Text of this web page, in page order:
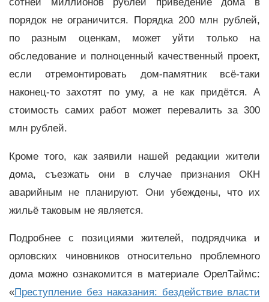
порядок не ограничится. Порядка 200 млн рублей,
по разным оценкам, может уйти только на
обследование и полноценный качественный проект,
если отремонтировать дом-памятник всё-таки
наконец-то захотят по уму, а не как придётся. А
стоимость самих работ может перевалить за 300
млн рублей.
Кроме того, как заявили нашей редакции жители
дома, съезжать они в случае признания ОКН
аварийным не планируют. Они убеждены, что их
жильё таковым не является.
Подробнее с позициями жителей, подрядчика и
орловских чиновников относительно проблемного
дома можно ознакомится в материале ОрелТаймс:
«Преступление без наказания: бездействие власти